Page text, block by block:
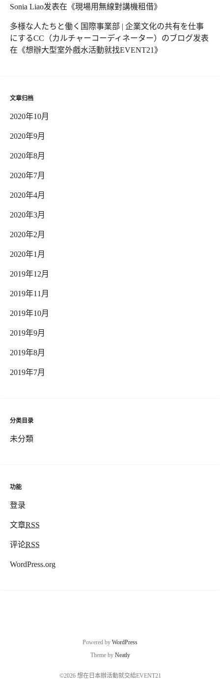
Sonia Liao发表在《現場用無線對講機租借》
多様な人たちと働く国際事業部 | 企業文化の共有を仕事
にするCC（カルチャーコーディネーター）のブログ发表
在《想辦大型室外戲水活動就找EVENT21 》
文章归档
2020年10月
2020年9月
2020年8月
2020年7月
2020年4月
2020年3月
2020年2月
2020年1月
2019年12月
2019年11月
2019年10月
2019年9月
2019年8月
2019年7月
分类目录
未分類
功能
登录
文章RSS
评论RSS
WordPress.org
Powered by WordPress
Theme by Neatly
©2026 想在日本辦活動就交給EVENT21